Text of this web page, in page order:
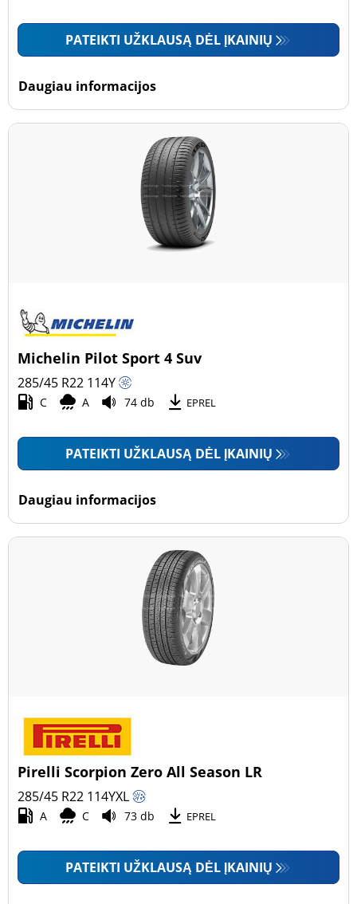
PATEIKTI UŽKLAUSĄ DĖL ĮKAINIŲ
Daugiau informacijos
Michelin Pilot Sport 4 Suv
285/45 R22 114Y
C A 74 db EPREL
PATEIKTI UŽKLAUSĄ DĖL ĮKAINIŲ
Daugiau informacijos
Pirelli Scorpion Zero All Season LR
285/45 R22 114YXL
A C 73 db EPREL
PATEIKTI UŽKLAUSĄ DĖL ĮKAINIŲ